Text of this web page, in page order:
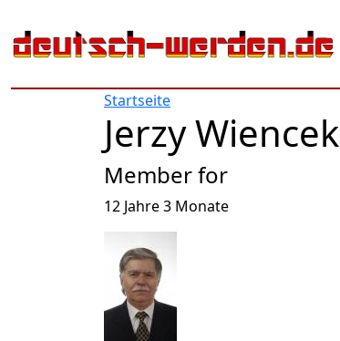
Startseite
Jerzy Wiencek
Member for
12 Jahre 3 Monate